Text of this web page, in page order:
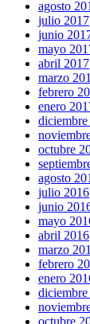
agosto
julio 2017
junio
mayo
abril 2017
marzo
febrero
enero
octubre
agosto
julio 2016
junio
mayo
abril 2016
marzo
febrero
enero
octubre